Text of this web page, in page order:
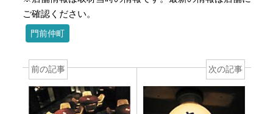
ご確認ください。
門前仲町
前の記事 次の記事